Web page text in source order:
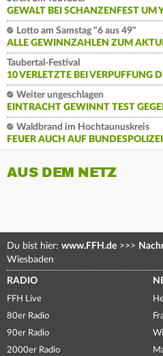
GEWALT BEI SCHANZENFEST UM
Lotto am Samstag "6 aus 49"
ALLE GEWINNZAHLEN ZUM
Taubertal-Festival
10 VERLETZTE BEI VERPUFFUNG
Weiter ungeschlagen
EINTRACHT GEWINNT TEST
Waldbrand im Hochtaunuskreis
FEUER AUCH AUF
AUS DEM NETZ
Du bist hier: www.FFH.de >>>
Wiesbaden
RADIO
FFH Live
80er Radio
90er Radio
2000er Radio